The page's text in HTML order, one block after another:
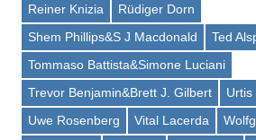
Reiner Knizia
Rüdiger Dorn
Shem Phillips&S J Macdonald
Ted
Tommaso Battista&Simone Luciani
Trevor Benjamin&Brett J. Gilbert
Urtis
Uwe Rosenberg
Vital Lacerda